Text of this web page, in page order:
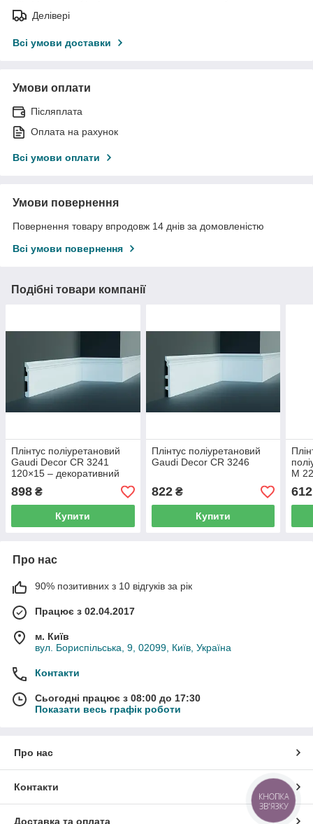
Делівері
Всі умови доставки
Умови оплати
Післяплата
Оплата на рахунок
Всі умови оплати
Умови повернення
Повернення товару впродовж 14 днів за домовленістю
Всі умови повернення
Подібні товари компанії
Плінтус поліуретановий
Gaudi Decor CR 3241
120×15 – декоративний
898 ₴
Купити
Плінтус поліуретановий
Gaudi Decor CR 3246
822₴
Купити
M
612
Про нас
90% позитивних з 10 відгуків за рік
Працює з 02.04.2017
м. Київ
вул. Бориспільська, 9, 02099, Київ, Україна
Контакти
Сьогодні працює з 08:00 до 17:30
Показати весь графік роботи
Про нас
Контакти
Доставка та оплата
КНОПКА
ЗВ'ЯЗКУ